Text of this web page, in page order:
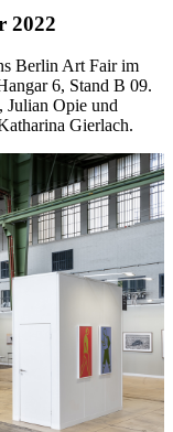
2022
Berlin Art Fair im
6, Stand B 09.
Julian Opie und
Gierlach.